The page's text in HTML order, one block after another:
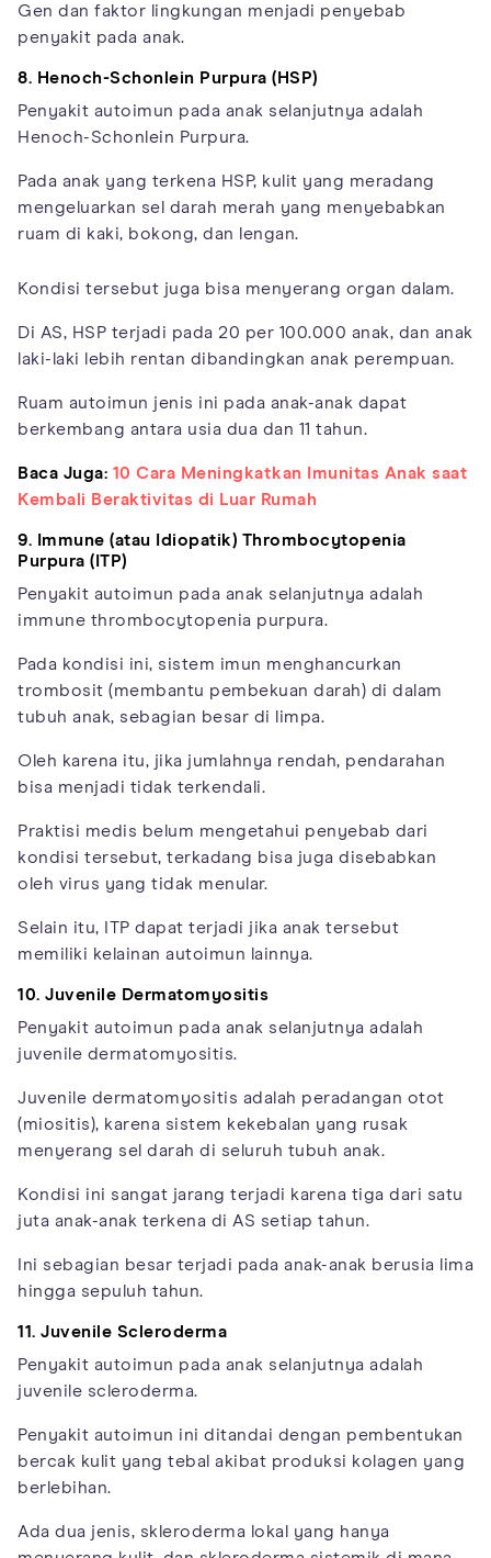
Gen dan faktor lingkungan menjadi penyebab
penyakit pada anak.
8. Henoch-Schonlein Purpura (HSP)
Penyakit autoimun pada anak selanjutnya adalah
Henoch-Schonlein Purpura.
Pada anak yang terkena HSP, kulit yang meradang
mengeluarkan sel darah merah yang menyebabkan
ruam di kaki, bokong, dan lengan.
Kondisi tersebut juga bisa menyerang organ dalam.
Di AS, HSP terjadi pada 20 per 100.000 anak, dan anak
laki-laki lebih rentan dibandingkan anak perempuan.
Ruam autoimun jenis ini pada anak-anak dapat
berkembang antara usia dua dan 11 tahun.
Baca Juga: 10 Cara Meningkatkan Imunitas Anak saat
Kembali Beraktivitas di Luar Rumah
9. Immune (atau Idiopatik) Thrombocytopenia
Purpura (ITP)
Penyakit autoimun pada anak selanjutnya adalah
immune thrombocytopenia purpura.
Pada kondisi ini, sistem imun menghancurkan
trombosit (membantu pembekuan darah) di dalam
tubuh anak, sebagian besar di limpa.
Oleh karena itu, jika jumlahnya rendah, pendarahan
bisa menjadi tidak terkendali.
Praktisi medis belum mengetahui penyebab dari
kondisi tersebut, terkadang bisa juga disebabkan
oleh virus yang tidak menular.
Selain itu, ITP dapat terjadi jika anak tersebut
memiliki kelainan autoimun lainnya.
10. Juvenile Dermatomyositis
Penyakit autoimun pada anak selanjutnya adalah
juvenile dermatomyositis.
Juvenile dermatomyositis adalah peradangan otot
(miositis), karena sistem kekebalan yang rusak
menyerang sel darah di seluruh tubuh anak.
Kondisi ini sangat jarang terjadi karena tiga dari satu
juta anak-anak terkena di AS setiap tahun.
Ini sebagian besar terjadi pada anak-anak berusia lima
hingga sepuluh tahun.
11. Juvenile Scleroderma
Penyakit autoimun pada anak selanjutnya adalah
juvenile scleroderma.
Penyakit autoimun ini ditandai dengan pembentukan
bercak kulit yang tebal akibat produksi kolagen yang
berlebihan.
Ada dua jenis, skleroderma lokal yang hanya